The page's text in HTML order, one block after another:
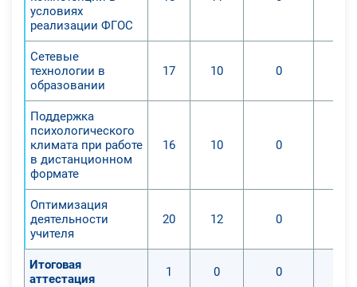
условиях
реализации ФГОС
Сетевые
технологии в
образовании
17 10 0
Поддержка
психологического
климата при работе
в дистанционном
формате
16 10 0
Оптимизация
деятельности
учителя
20 12 0
Итоговая
аттестация
1 0 0